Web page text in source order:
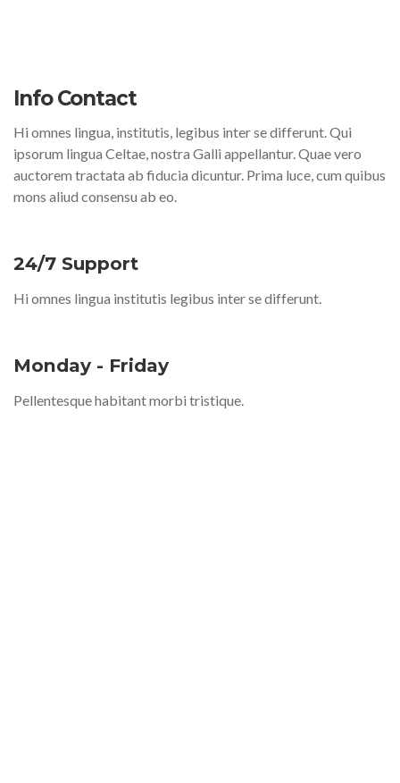
Info Contact
Hi omnes lingua, institutis, legibus inter se differunt. Qui
ipsorum lingua Celtae, nostra Galli appellantur. Quae vero
auctorem tractata ab fiducia dicuntur. Prima luce, cum quibus
mons aliud consensu ab eo.
24/7 Support
Hi omnes lingua institutis legibus inter se differunt.
Monday - Friday
Pellentesque habitant morbi tristique.